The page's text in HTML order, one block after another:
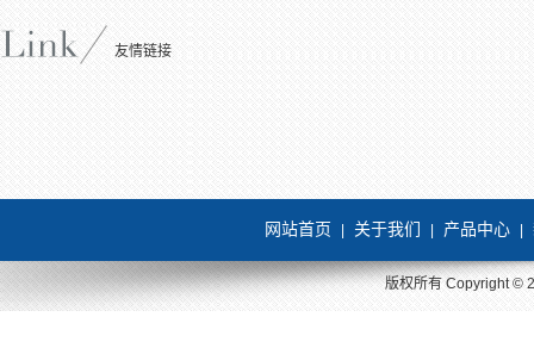
友情链接
网站首页 关于我们 产品中心
版权所有 Copyright ©